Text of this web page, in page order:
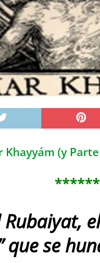
Khayyám (y
que se